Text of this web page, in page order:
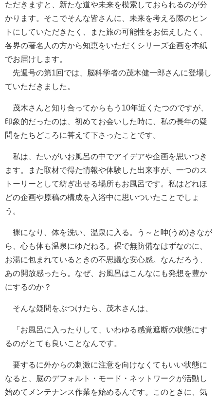
ただきますと、新たな道や未来を模索しておられるのが分
かります。そこでそんな皆さんに、未来を考える際のヒン
トにしていただきたく、また旅の可能性をお伝えしたく、
各界の著名人の方から知恵をいただくシリーズ企画を本紙
でお届けします。
先週号の第1回では、脳科学者の茂木健一郎さんに登場し
ていただきました。
茂木さんと知り合ってからもう10年近くたつのですが、
印象的だったのは、初めてお会いした時に、私の長年の疑
問をたちどころに答えて下さったことです。
私は、たいがいお風呂の中でアイデアや企画を思いつき
ます。また取材で得た情報や体験した出来事が、一つのス
トーリーとして紡ぎ出せる場所もお風呂です。私はどれほ
どの企画や原稿の構成を入浴中に思いついたことでしょ
う。
裸になり、体を洗い、温泉に入る。う～と呻(うめ)きなが
ら、心も体も温泉にゆだねる。裸で無防備なはずなのに、
お湯に包まれているときの不思議な安心感。なんだろう、
あの開放感ったら。なぜ、お風呂はこんなにも発想を豊か
にするのか？
そんな疑問をぶつけたら、茂木さんは、
「お風呂に入ったりして、いわゆる感覚遮断の状態にす
るのがとても良いことなんです。
要するに外からの刺激に注意を向けなくてもいい状態に
なると、脳のデフォルト・モード・ネットワークが活動し
始めてメンテナンス作業を始めるんです。このときに、気